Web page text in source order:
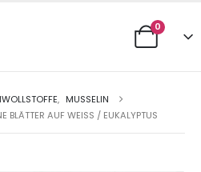
0
, MUSSELIN
AUF WEISS / EUKALYPTUS